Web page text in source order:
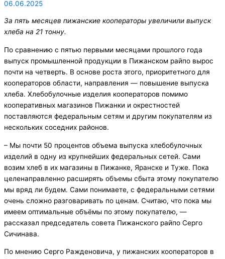
06.06.2025
За пять месяцев пижанские кооператоры увеличили выпуск
хлеба на 21 тонну.
По сравнению с пятью первыми месяцами прошлого года
выпуск промышленной продукции в Пижанском райпо вырос
почти на четверть. В основе роста этого, приоритетного для
кооператоров области, направления — повышение выпуска
хлеба. Хлебобулочные изделия кооператоров помимо
кооперативных магазинов Пижанки и окрестностей
поставляются федеральным сетям и другим покупателям из
нескольких соседних районов.
– Мы почти 50 процентов объема выпуска хлебобулочных
изделий в одну из крупнейших федеральных сетей. Сами
возим хлеб в их магазины в Пижанке, Яранске и Туже. Пока
целенаправленно расширять объемы сбыта этому покупателю
мы вряд ли будем. Сами понимаете, с федеральными сетями
очень сложно разговаривать по ценам. Считаю, что пока мы
имеем оптимальные объёмы по этому покупателю, —
рассказал председатель совета Пижанского райпо Серго
Сичинава.
По мнению Серго Ражденовича, у пижанских кооператоров в